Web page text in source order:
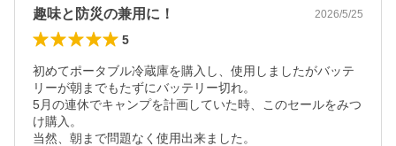
趣味と防災の兼用に！ 2026/5/25
5
初めてポータブル冷蔵庫を購入し、使用しましたがバッテ
リーが朝までもたずにバッテリー切れ。
5月の連休でキャンプを計画していた時、このセールをみつ
け購入。
当然、朝まで問題なく使用出来ました。